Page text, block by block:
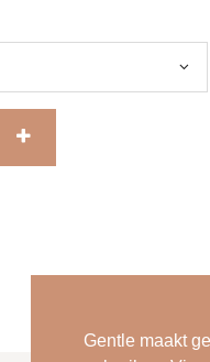
Gentle maakt